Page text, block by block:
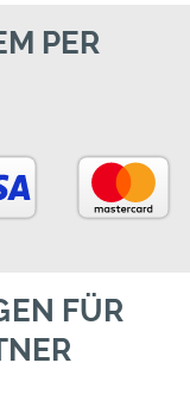
PER
FÜR